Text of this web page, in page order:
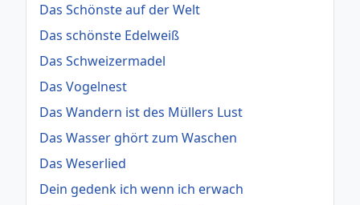
Das Schönste auf der Welt
Das schönste Edelweiß
Das Schweizermadel
Das Vogelnest
Das Wandern ist des Müllers Lust
Das Wasser ghört zum Waschen
Das Weserlied
Dein gedenk ich wenn ich erwach